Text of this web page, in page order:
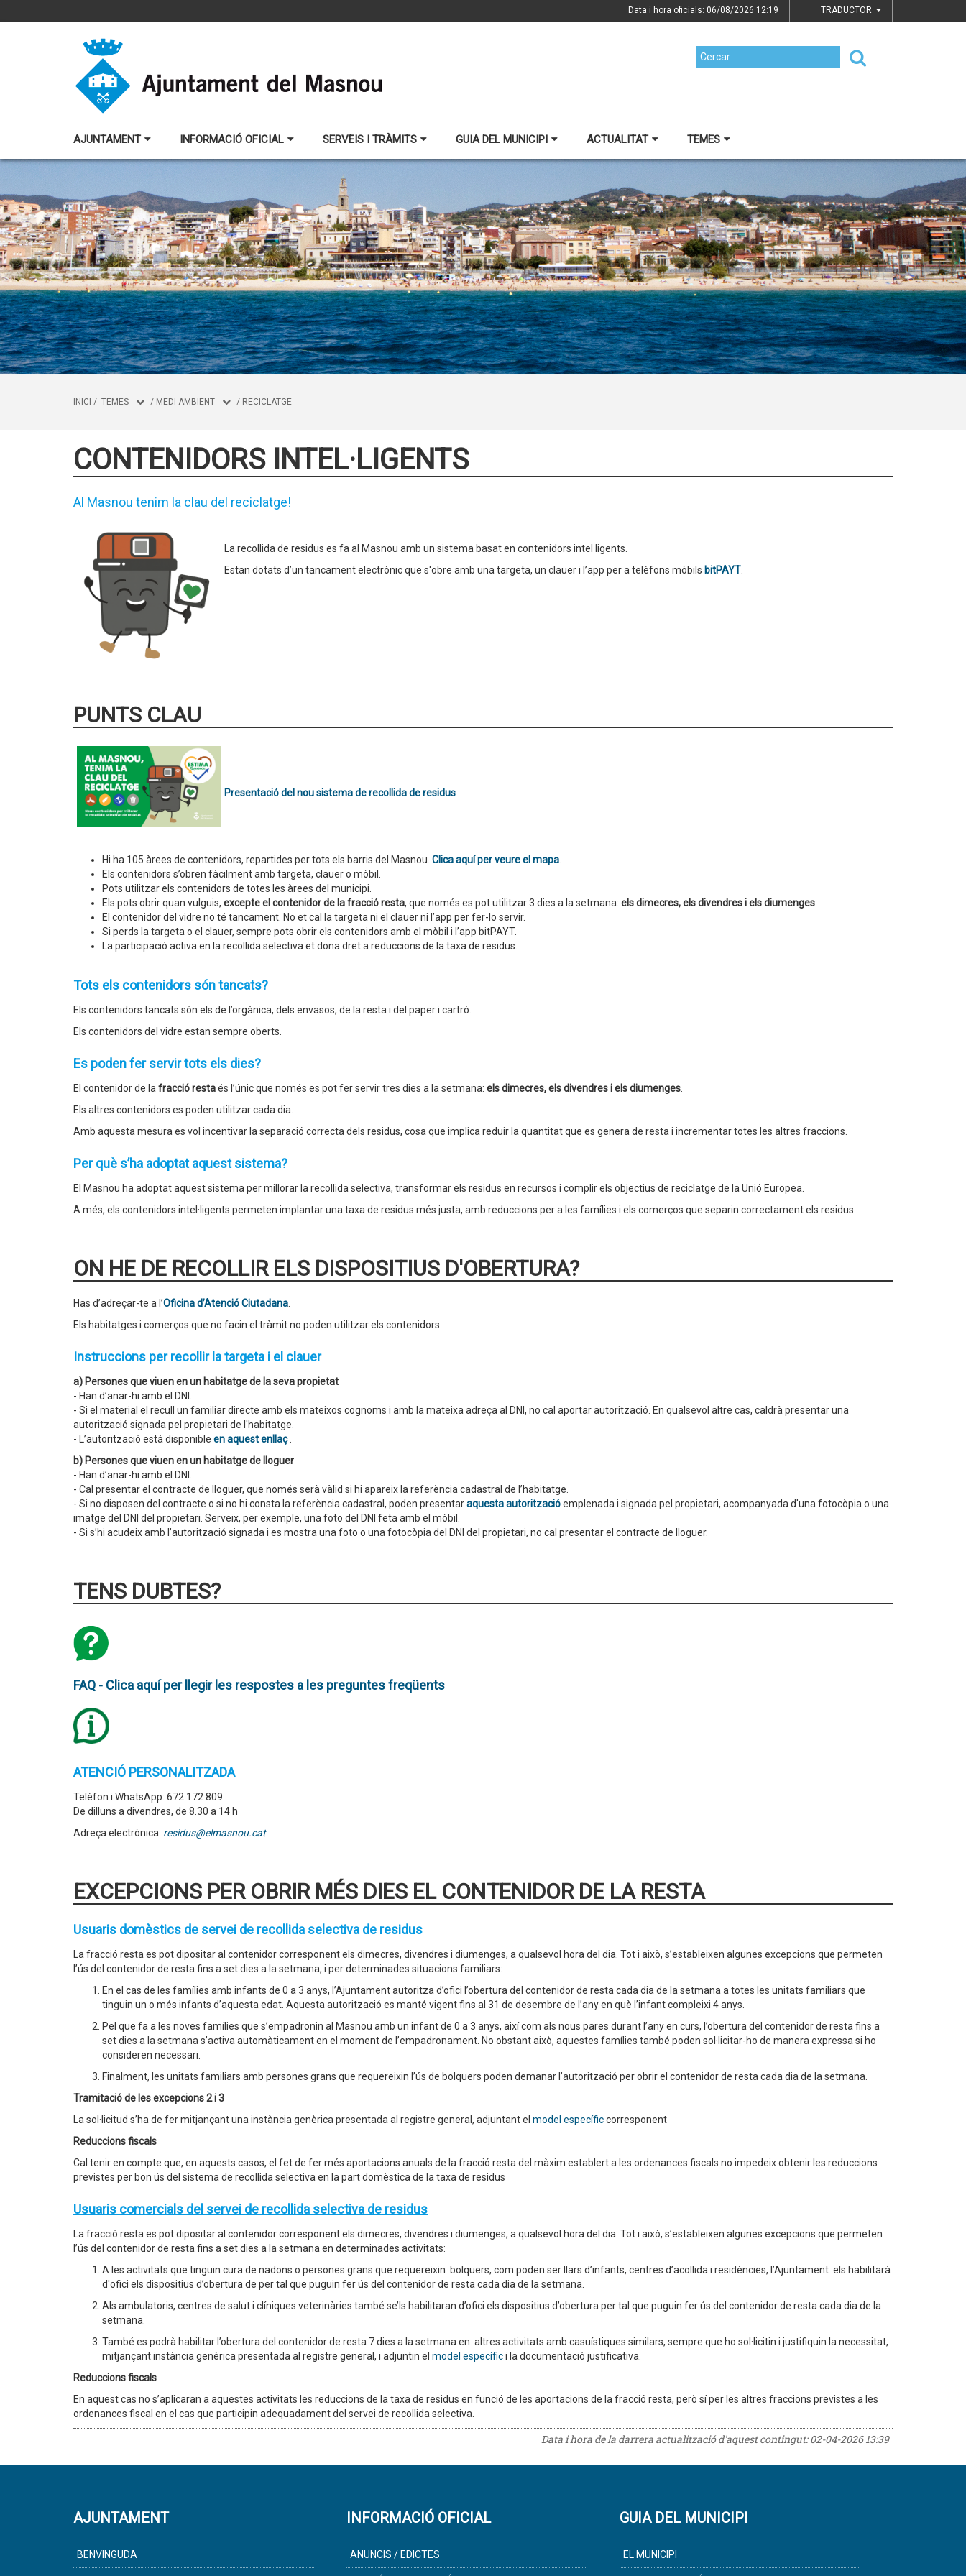
Data i hora oficials: 06/08/2026 12:19 TRADUCTOR
AJUNTAMENT INFORMACIÓ OFICIAL SERVEIS I TRÀMITS GUIA DEL MUNICIPI ACTUALITAT TEMES
INICI / TEMES / MEDI AMBIENT / RECICLATGE
CONTENIDORS INTEL·LIGENTS
Al Masnou tenim la clau del reciclatge!
La recollida de residus es fa al Masnou amb un sistema basat en contenidors intel·ligents.
Estan dotats d’un tancament electrònic que s'obre amb una targeta, un clauer i l’app per a telèfons mòbils bitPAYT
PUNTS CLAU
Presentació del nou sistema de recollida de residus
Hi ha 105 àrees de contenidors, repartides per tots els barris del Masnou. Clica aquí per veure el mapa
Els contenidors s’obren fàcilment amb targeta, clauer o mòbil.
Pots utilitzar els contenidors de totes les àrees del municipi.
Els pots obrir quan vulguis, excepte el contenidor de la fracció resta, que només es pot utilitzar 3 dies a la setmana: els dimecres, els divendres i els diumenges
El contenidor del vidre no té tancament. No et cal la targeta ni el clauer ni l’app per fer-lo servir.
Si perds la targeta o el clauer, sempre pots obrir els contenidors amb el mòbil i l’app bitPAYT.
La participació activa en la recollida selectiva et dona dret a reduccions de la taxa de residus.
Tots els contenidors són tancats?
Els contenidors tancats són els de l’orgànica, dels envasos, de la resta i del paper i cartró.
Els contenidors del vidre estan sempre oberts.
Es poden fer servir tots els dies?
El contenidor de la fracció restaés l’únic que només es pot fer servir tres dies a la setmana: els dimecres, els divendres i els diumenges
Els altres contenidors es poden utilitzar cada dia.
Amb aquesta mesura es vol incentivar la separació correcta dels residus, cosa que implica reduir la quantitat que es genera de resta i incrementar totes les altres fraccions.
Per què s’ha adoptat aquest sistema?
El Masnou ha adoptat aquest sistema per millorar la recollida selectiva, transformar els residus en recursos i complir els objectius de reciclatge de la Unió Europea.
A més, els contenidors intel·ligents permeten implantar una taxa de residus més justa, amb reduccions per a les famílies i els comerços que separin correctament els residus.
ON HE DE RECOLLIR ELS DISPOSITIUS D'OBERTURA?
Has d’adreçar-te a l’Oficina d’Atenció Ciutadana
Els habitatges i comerços que no facin el tràmit no poden utilitzar els contenidors.
Instruccions per recollir la targeta i el clauer
a) Persones que viuen en un habitatge de la seva propietat
- Han d’anar-hi amb el DNI.
- Si el material el recull un familiar directe amb els mateixos cognoms i amb la mateixa adreça al DNI, no cal aportar autorització. En qualsevol altre cas, caldrà presentar una
autorització signada pel propietari de l'habitatge.
- L’autorització està disponible en aquest enllaç.
b) Persones que viuen en un habitatge de lloguer
- Han d’anar-hi amb el DNI.
- Cal presentar el contracte de lloguer, que només serà vàlid si hi apareix la referència cadastral de l’habitatge.
- Si no disposen del contracte o si no hi consta la referència cadastral, poden presentaraquesta autoritzacióemplenada i signada pel propietari, acompanyada d'una fotocòpia o una
imatge del DNI del propietari. Serveix, per exemple, una foto del DNI feta amb el mòbil.
- Si s’hi acudeix amb l’autorització signada i es mostra una foto o una fotocòpia del DNI del propietari, no cal presentar el contracte de lloguer.
TENS DUBTES?
FAQ - Clica aquí per llegir les respostes a les preguntes freqüents
ATENCIÓ PERSONALITZADA
Telèfon i WhatsApp: 672 172 809
De dilluns a divendres, de 8.30 a 14 h
Adreça electrònica: residus@elmasnou.cat
EXCEPCIONS PER OBRIR MÉS DIES EL CONTENIDOR DE LA RESTA
Usuaris domèstics de servei de recollida selectiva de residus
La fracció resta es pot dipositar al contenidor corresponent els dimecres, divendres i diumenges, a qualsevol hora del dia. Tot i això, s’estableixen algunes excepcions que permeten
l’ús del contenidor de resta fins a set dies a la setmana, i per determinades situacions familiars:
En el cas de les famílies amb infants de 0 a 3 anys, l’Ajuntament autoritza d’ofici l’obertura del contenidor de resta cada dia de la setmana a totes les unitats familiars que
tinguin un o més infants d’aquesta edat. Aquesta autorització es manté vigent fins al 31 de desembre de l’any en què l’infant compleixi 4 anys.
Pel que fa a les noves famílies que s’empadronin al Masnou amb un infant de 0 a 3 anys, així com als nous pares durant l’any en curs, l’obertura del contenidor de resta fins a
set dies a la setmana s’activa automàticament en el moment de l’empadronament. No obstant això, aquestes famílies també poden sol·licitar-ho de manera expressa si ho
consideren necessari.
Finalment, les unitats familiars amb persones grans que requereixin l’ús de bolquers poden demanar l’autorització per obrir el contenidor de resta cada dia de la setmana.
Tramitació de les excepcions 2 i 3
La sol·licitud s’ha de fer mitjançant una instància genèrica presentada al registre general, adjuntant el model específiccorresponent
Reduccions fiscals
Cal tenir en compte que, en aquests casos, el fet de fer més aportacions anuals de la fracció resta del màxim establert a les ordenances fiscals no impedeix obtenir les reduccions
previstes per bon ús del sistema de recollida selectiva en la part domèstica de la taxa de residus
Usuaris comercials del servei de recollida selectiva de residus
La fracció resta es pot dipositar al contenidor corresponent els dimecres, divendres i diumenges, a qualsevol hora del dia. Tot i això, s’estableixen algunes excepcions que permeten
l’ús del contenidor de resta fins a set dies a la setmana en determinades activitats:
A les activitats que tinguin cura de nadons o persones grans que requereixin bolquers, com poden ser llars d’infants, centres d’acollida i residències, l’Ajuntament els habilitarà
d'ofici els dispositius d’obertura de per tal que puguin fer ús del contenidor de resta cada dia de la setmana.
Als ambulatoris, centres de salut i clíniques veterinàries també se’ls habilitaran d’ofici els dispositius d’obertura per tal que puguin fer ús del contenidor de resta cada dia de la
setmana.
També es podrà habilitar l’obertura del contenidor de resta 7 dies a la setmana en altres activitats amb casuístiques similars, sempre que ho sol·licitin i justifiquin la necessitat,
mitjançant instància genèrica presentada al registre general, i adjuntin el model específici la documentació justificativa.
Reduccions fiscals
En aquest cas no s’aplicaran a aquestes activitats les reduccions de la taxa de residus en funció de les aportacions de la fracció resta, però sí per les altres fraccions previstes a les
ordenances fiscal en el cas que participin adequadament del servei de recollida selectiva.
Data i hora de la darrera actualització d'aquest contingut:02-04-2026 13:39
AJUNTAMENT
BENVINGUDA
INFORMACIÓ OFICIAL
ANUNCIS / EDICTES
GUIA DEL MUNICIPI
EL MUNICIPI